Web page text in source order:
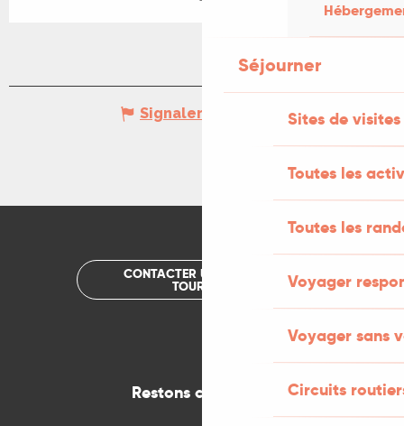
Séjourner
Sites de visites
Toutes les
Toutes les
Voyager
Voyager sans
Circuits
Signaler une erreur
CONTACTER UN OFFICE DE
TOURISME
Restons connectés